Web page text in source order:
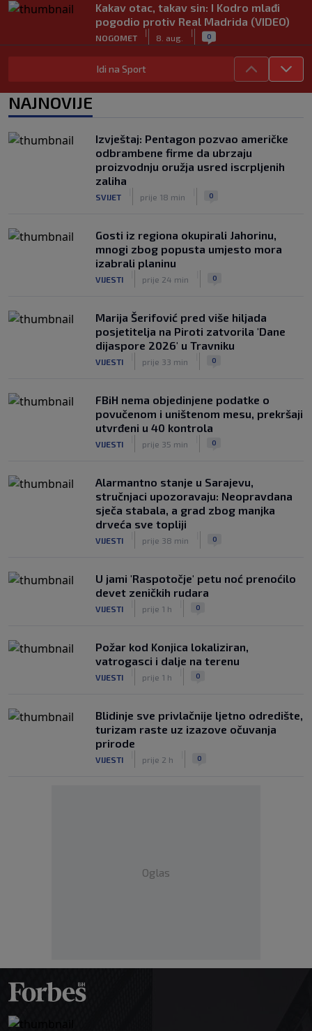
Kakav otac, takav sin: I Kodro mlađi
pogodio protiv Real Madrida (VIDEO)
NOGOMET
|
8. aug.
| 0
Sudija dosjetljivim komentarom
nasmijao publiku nakon žalbe tenisera
nasrnuo na gostujuće fudbalere
(VIDEO)
NOGOMET
|
8. aug.
| 0
Idi na Sport
NAJNOVIJE
Izvještaj: Pentagon pozvao američke
odbrambene firme da ubrzaju
proizvodnju oružja usred iscrpljenih
zaliha
SVIJET prije 18 min 0
Gosti iz regiona okupirali Jahorinu,
mnogi zbog popusta umjesto mora
izabrali planinu
VIJESTI prije 24 min 0
Marija Šerifović pred više hiljada
posjetitelja na Piroti zatvorila 'Dane
dijaspore 2026' u Travniku
VIJESTI prije 33 min 0
FBiH nema objedinjene podatke o
povučenom i uništenom mesu, prekršaji
utvrđeni u 40 kontrola
VIJESTI prije 35 min 0
Alarmantno stanje u Sarajevu,
stručnjaci upozoravaju: Neopravdana
sječa stabala, a grad zbog manjka
drveća sve topliji
VIJESTI prije 38 min 0
U jami 'Raspotočje' petu noć prenoćilo
devet zeničkih rudara
VIJESTI prije 1 h 0
Požar kod Konjica lokaliziran,
vatrogasci i dalje na terenu
VIJESTI prije 1 h 0
Blidinje sve privlačnije ljetno odredište,
turizam raste uz izazove očuvanja
prirode
VIJESTI prije 2 h 0
Oglas